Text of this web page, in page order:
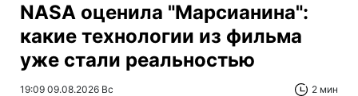
NASA оценила "Марсианина":
какие технологии из фильма
уже стали реальностью
19:09 09.08.2026 Вс 2 мин